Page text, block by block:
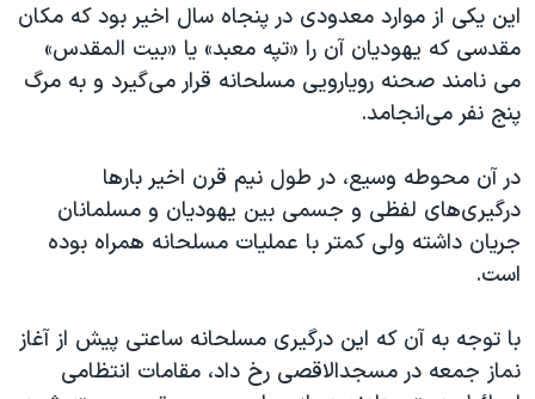
این یکی از موارد معدودی در پنجاه سال اخیر بود که مکان
مقدسی که یهودیان آن را «تپه معبد» یا «بیت المقدس»
می نامند صحنه رویارویی مسلحانه قرار می‌گیرد و به مرگ
پنج نفر می‌انجامد.
در آن محوطه وسیع، در طول نیم قرن اخیر بارها
درگیری‌های لفظی و جسمی بین یهودیان و مسلمانان
جریان داشته ولی کمتر با عملیات مسلحانه همراه بوده
است.
با توجه به آن که این درگیری مسلحانه ساعتی پیش از آغاز
نماز جمعه در مسجدالاقصی رخ داد، مقامات انتظامی